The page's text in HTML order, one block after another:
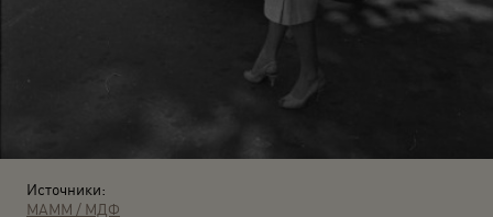
Источники:
МАММ / МДФ